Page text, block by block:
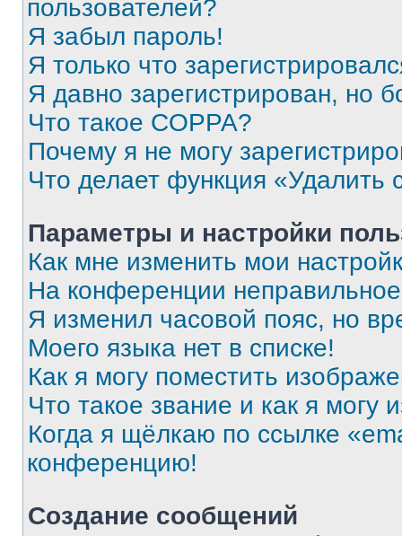
пользователей?
Я забыл пароль!
Я только что
Я давно зарегистрирован, но
Что такое COPPA?
Почему я не могу
Что делает функция «Удалить
Параметры и настройки
Как мне изменить мои
На конференции
Я изменил часовой пояс, но
Моего языка нет в списке!
Как я могу поместить
Что такое звание и как я могу
Когда я щёлкаю по ссылке
конференцию!
Создание сообщений